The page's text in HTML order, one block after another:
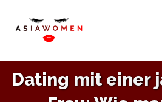
Dating mit einer